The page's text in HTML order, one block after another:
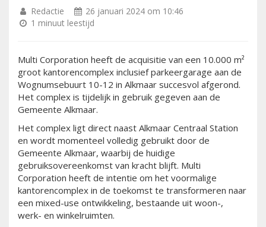
Redactie
26 januari 2024 om 10:46
1 minuut leestijd
Multi Corporation heeft de acquisitie van een 10.000 m²
groot kantorencomplex inclusief parkeergarage aan de
Wognumsebuurt 10-12 in Alkmaar succesvol afgerond.
Het complex is tijdelijk in gebruik gegeven aan de
Gemeente Alkmaar.
Het complex ligt direct naast Alkmaar Centraal Station
en wordt momenteel volledig gebruikt door de
Gemeente Alkmaar, waarbij de huidige
gebruiksovereenkomst van kracht blijft. Multi
Corporation heeft de intentie om het voormalige
kantorencomplex in de toekomst te transformeren naar
een mixed-use ontwikkeling, bestaande uit woon-,
werk- en winkelruimten.